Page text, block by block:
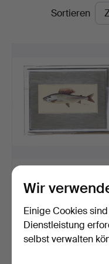
EndpreiseSortieren
Beendet 16. Mai 2022
29 Gebote
1.734 USD
Wir
Einige Cookies
Dienstleistung
selbst verwalten